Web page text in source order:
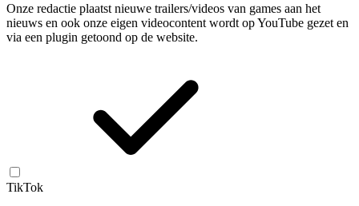
Onze redactie plaatst nieuwe trailers/videos van games aan het
nieuws en ook onze eigen videocontent wordt op YouTube gezet en
via een plugin getoond op de website.
TikTok